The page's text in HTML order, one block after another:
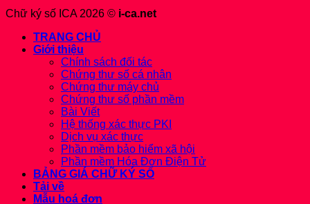
Chữ ký số ICA 2026 © i-ca.net
TRANG CHỦ
Giới thiệu
Chính sách đối tác
Chứng thư số cá nhân
Chứng thư máy chủ
Chứng thư số phần mềm
Bài Viết
Hệ thống xác thực PKI
Dịch vụ xác thực
Phần mềm bảo hiểm xã hội
Phần mềm Hóa Đơn Điện Tử
BẢNG GIÁ CHỮ KÝ SỐ
Tải về
Mẫu hoá đơn